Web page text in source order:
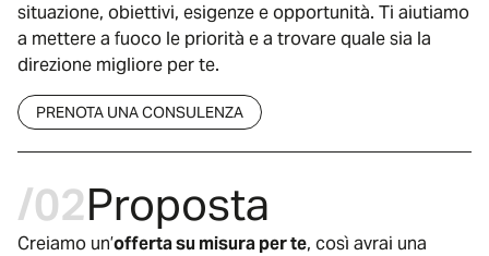
situazione, obiettivi, esigenze e opportunità. Ti aiutiamo
a mettere a fuoco le priorità e a trovare quale sia la
direzione migliore per te.
PRENOTA UNA CONSULENZA
/02Proposta
Creiamo un’offerta su misura per te, così avrai una